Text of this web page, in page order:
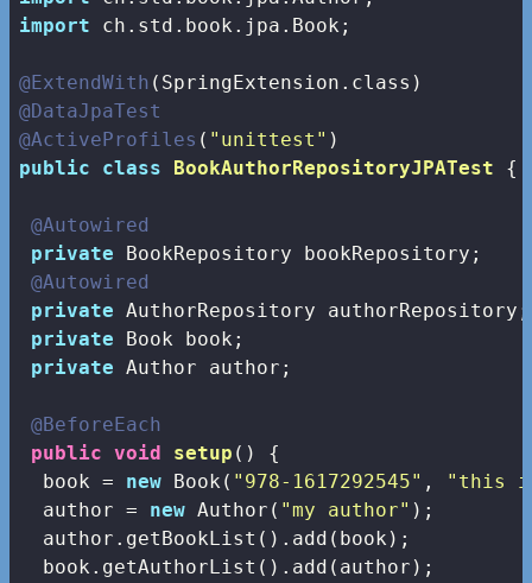
import ch.std.book.jpa.Book;
@ExtendWith
@DataJpaTest
@ActiveProfiles ( "unittest"
public
class BookAuthorRepositoryJPATest {
@Autowired
private BookRepository bookRepository;
@Autowired
private AuthorRepository authorRepository;
private Book book;
private Author author;
@BeforeEach
public void setup ()
{
  book =
new Book( "978-1617292545" , "this
  author =
new Author( "my author" );
  author.getBookList().add(book);
  book.getAuthorList().add(author);